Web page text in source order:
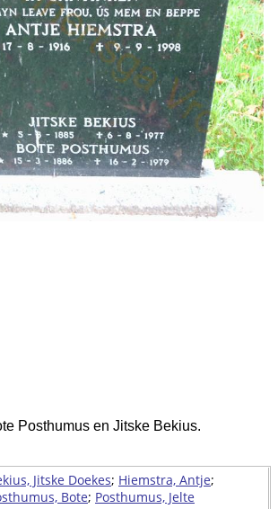
Posthumus en Jitske Bekius.
Jitske Doekes; Hiemstra, Antje;
Bote; Posthumus, Jelte